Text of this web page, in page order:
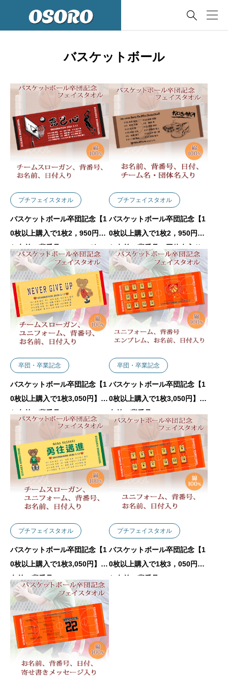

バスケットボール
プチフェイスタオル
バスケットボール卒団記念【1
0枚以上購入で1枚2，950円】
お名前、背番号、スローガン
入りバスケットゴールのデザ
インの今治製プチフェイスタ
オル
プチフェイスタオル
バスケットボール卒団記念【1
0枚以上購入で1枚2，950円】
お名前、背番号、団体名入り
バッシュデザインの今治製プ
チフェイスタオル
卒団・卒業記念
バスケットボール卒団記念【1
0枚以上購入で1枚3,050円】
お名前、背番号、ユニフォー
ム、日付、スローガン入りク
マさん(Bタイプ）デザインの
今治製プチフェイスタオル
卒団・卒業記念
バスケットボール卒団記念【1
0枚以上購入で1枚3,050円】お
名前、背番号、ユニフォー
ム、エンブレムが入る今治製
プチフェイスタオル
プチフェイスタオル
バスケットボール卒団記念【1
0枚以上購入で1枚3,050円】お
名前、背番号、ユニフォー
ム、日付、スローガン入りク
マさん（Aタイプ） 今治製プ
チフェイスタオル
プチフェイスタオル
バスケットボール卒団記念【1
0枚以上購入で1枚3，050円】
お名前、背番号、ユニフォー